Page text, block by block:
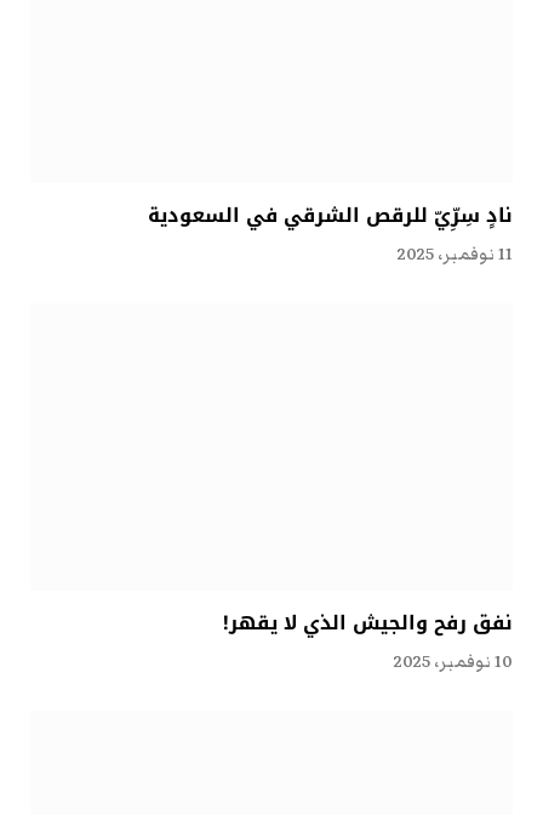
نادٍ سِرِّيّ للرقص الشرقي في السعودية
11 نوفمبر، 2025
نفق رفح والجيش الذي لا يقهر!
10 نوفمبر، 2025